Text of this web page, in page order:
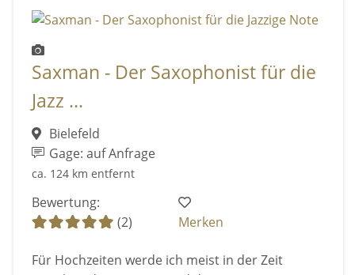
Saxman - Der Saxophonist für die
Jazz ...
Bielefeld
Gage: auf Anfrage
ca. 124 km entfernt
Bewertung:
(2)
Merken
Für Hochzeiten werde ich meist in der Zeit